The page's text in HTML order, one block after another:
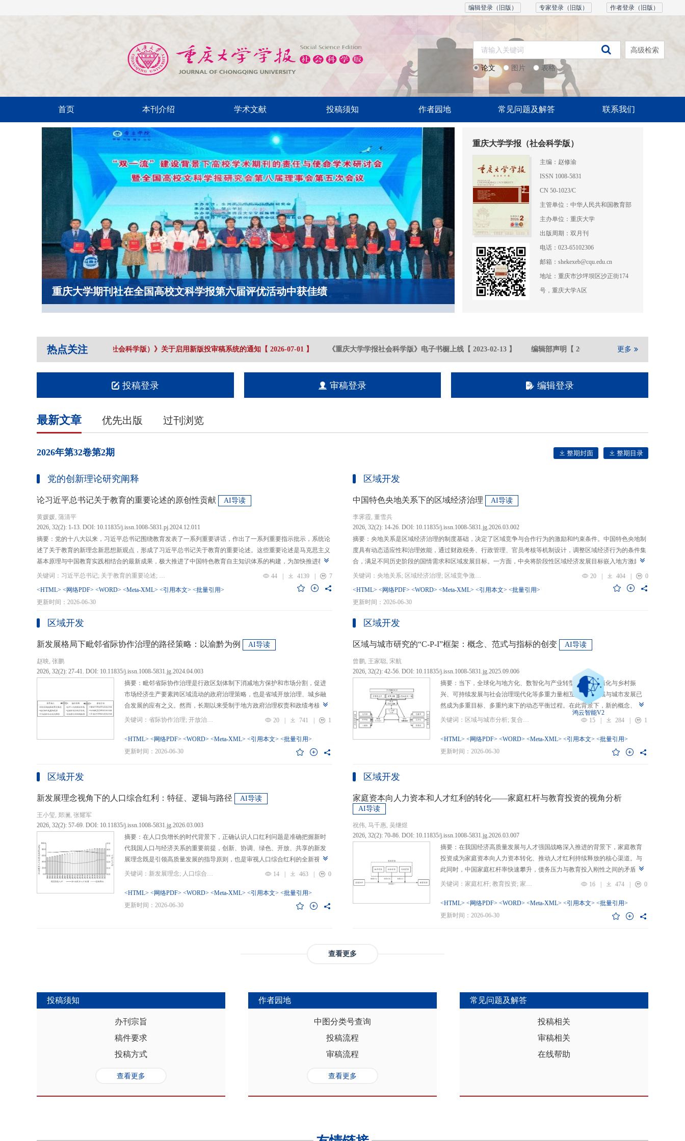
作者登录（旧版）
专家登录（旧版）
编辑登录（旧版）
论文 图片 表格
高级检索
首页 本刊介绍 学术文献 投稿须知 作者园地 常见问题及解答 联系我们
重庆大学期刊社在全国高校文科学报第六届评优活动中获佳绩
重庆大学学报（社会科学版）
主编：赵修渝
ISSN 1008-5831
CN 50-1023/C
主管单位：中华人民共和国教育部
主办单位：重庆大学
出版周期：双月刊
电话：023-65102306
邮箱：shekexeb@cqu.edu.cn
地址：重庆市沙坪坝区沙正街174
号，重庆大学A区
热点关注
《重庆大学学报（社会科学版）》关于启用新版投审稿系统的通知【 2026-07-01】 《重庆大学学报社会科学版》电子书橱上线【 2023-02-13】 编辑部声明【 2021-05 重庆大学期刊社
更多
投稿登录 审稿登录 编辑登录
最新文章 优先出版 过刊浏览
2026年第32卷第2期 整期封面 整期目录
党的创新理论研究阐释
论习近平总书记关于教育的重要论述的原创性贡献 AI导读
黄媛媛, 蒲清平
2026, 32(2): 1-13. DOI: 10.11835/j.issn.1008-5831.pj.2024.12.011
摘要：党的十八大以来，习近平总书记围绕教育发表了一系列重要讲话，作出了一系列重要指示批示，系统论
述了关于教育的新理念新思想新观点，形成了习近平总书记关于教育的重要论述。这些重要论述是马克思主义
基本原理与中国教育实践相结合的最新成果，极大推进了中国特色教育自主知识体系的构建，为加快推进教育
现代化、建设教育强国提供了强大思想武器和行动指南，作出了重大原创性贡献。这些原创性贡献主要体现
在：第一，从价值论角度明确了教育在党和国家事业发展全局中的战略定位，从政治价值、经济价值、文化价
值、社会价值、创新价值等五个方面创新性回答了新时代“为什么办教育”的战略问题；第二，从认识论角度赋
予了新时代教育发展的多重内涵，深刻揭示其根本性质、根本保证、根本任务、时代使命、最终目的，创新性
回答了新时代“办什么样的教育”的根本问题；第三，从方法论角度立足基本国情遵循教育规律，提出了深化教
育改革创新的总体思路和战略部署，涵盖教育地位的确立、教育道路的选择、教育动力的激发、教育路径的规
划以及教育主体的培育，创新性回答了新时代“怎么办教育”的实践问题。
关键词：习近平总书记; 关于教育的重要论述; 教育强国; 《论教育》; 教育新质生产力; 教育人工智能 44 | 4139 |
7
<HTML> <网络PDF> <WORD> <Meta-XML> <引用本文> <批量引用>
更新时间：2026-06-30
区域开发
中国特色央地关系下的区域经济治理 AI导读
李霁霞, 董雪兵
2026, 32(2): 14-26. DOI: 10.11835/j.issn.1008-5831.jg.2026.03.002
摘要：央地关系是区域经济治理的制度基础，决定了区域竞争与合作行为的激励和约束条件。中国特色央地制
度具有动态适应性和治理效能，通过财政税务、行政管理、官员考核等机制设计，调整区域经济行为的条件集
合，满足不同历史阶段的国情需求和区域发展目标。一方面，中央将阶段性区域经济发展目标嵌入地方激励机
制，引导区域竞争策略转变，包括竞争标的从“为增长而竞争”转向“为发展而竞争”，支出行为从“重建设、轻民
生”转向“基本公共服务均等化”，发展模式从“地方保护”转向“发挥比较优势”，以区域竞争激励和竞争策略优化
提升区域经济治理效率。另一方面，中央通过对口支援、一体化合作、主体功能区建设等制度安排，在保留区
域竞争激励的同时，降低区域合作成本，提高区域合作收益，形成优势互补、规模效益最大化、外部性内部化
等跨区域合作模式，实现国家治理和区域治理效率的统一。在区域经济格局深刻变革与国内发展目标转型升级
的背景下，区域经济治理面临新形势与新挑战。未来区域经济治理研究应聚焦数字时代区域协调发展、因地制
宜发展新质生产力、构建全国统一大市场等重大现实问题，从新治理主体、新发展目标、新治理工具等维度深
化探索，进一步丰富和完善中国特色区域经济治理理论体系，为新时代区域协调发展与区域高质量发展提供学
理支撑。
关键词：央地关系; 区域经济治理; 区域竞争激励; 跨区域合作 20 | 404 |
0
<HTML> <网络PDF> <WORD> <Meta-XML> <引用本文> <批量引用>
更新时间：2026-06-30
区域开发
新发展格局下毗邻省际协作治理的路径策略：以渝黔为例 AI导读
赵映, 张鹏
2026, 32(2): 27-41. DOI: 10.11835/j.issn.1008-5831.jg.2024.04.003
摘要：毗邻省际协作治理是行政区划体制下消减地方保护和市场分割，促进
市场经济生产要素跨区域流动的政府治理策略，也是省域开放治理、城乡融
合发展的应有之义。然而，长期以来受制于地方政府治理权责和政绩考核的
行政区划界限，以及竞争性发展博弈中日渐固化的地方利益，毗邻省际协作
内需、畅通经济循环、建设全国统一大市场的政策导向，为毗邻省际协作治
理提供了新的机遇，借此探析其路径策略是构建新发展格局的内在要求和重
例，采用半结构化访谈法收集数据资料，探析新发展格局下毗邻省际协作治
理的路径策略。研究表明，毗邻省际协作治理是毗邻省（自治区、直辖市）
达成多向度的系统性治理行动过程。新发展格局下毗邻省际协作治理的路径
策略首先是厘清国家战略政策要求、省际协作发展需要，以及市场主体和民
众期望，凝聚利益相关主体的协作治理共识，明确毗邻省际协作治理是省域
开放治理必须积极作为的必答题。其次，统筹衔接国家战略政策与省域治理
规划，构建去中心化的组织结构总体布局，下好毗邻协作先行示范区创建、
网络协同治理的比较优势和互补功能，牵住“牛鼻子”工程，着重优化开放协作
机制和生态共保联治，促进基础设施和基本公共服务一体化，推动产业链整
关键词：省际协作治理; 开放治理; 行政区划; 统一大市场; 新发展格局 20 | 741 | 1
<HTML> <网络PDF> <WORD> <Meta-XML> <引用本文> <批量引用>
更新时间：2026-06-30
区域开发
区域与城市研究的“C-P-I”框架：概念、范式与指标的创变 AI导读
曾鹏, 王家聪, 宋航
2026, 32(2): 42-56. DOI: 10.11835/j.issn.1008-5831.jg.2025.09.006
摘要：当下，全球化与地方化、数智化与产业转型、新型城镇化与乡村振
兴、可持续发展与社会治理现代化等多重力量相互交织，区域与城市发展已
然成为多重目标、多重约束下的动态平衡过程。在此背景下，新的概念、新
的要求、新的范围不断涌现，形成了以“A视角下的B”“面向A的B”“基于A的B”
而是蕴含了新的目标要求、关系规范或作用范围，代表了对区域与城市复杂
问题的新认知。然而，目前学术界对于这类复杂概念的综合评价研究相对滞
概念内涵关键方面，也缺乏系统检验。对此，文章提出区域与城市研究的“C-
重一致性，即确保概念界定与测量操作的逻辑统一。其次，在指标体系科学
构建上，采用多维交叉原则，深入交叉单元层面进行刻画；层级分解原则，
建立从目的层到场景层、要素层、观测层、指标层和说明层的系统结构；应
然实然一体原则，实现理论理想与现实测量的统一。最后，在具体指标可信
选择上，强调完备性，全面覆盖概念内涵；强调复合性，体现概念的交叉交
架不仅提供了评价复杂概念的工具，更蕴含促进复杂概念发现与再生产的机
制，能够推动区域分析从传统的、相对静态的、单一维度的模式，向更加动
关键词：区域与城市分析; 复合概念; “C-P-I”框架; 指标体系 15 | 284 | 1
<HTML> <网络PDF> <WORD> <Meta-XML> <引用本文> <批量引用>
更新时间：2026-06-30
区域开发
新发展理念视角下的人口综合红利：特征、逻辑与路径 AI导读
王小玺, 郑澜, 张耀军
2026, 32(2): 57-69. DOI: 10.11835/j.issn.1008-5831.jg.2026.03.003
摘要：在人口负增长的时代背景下，正确认识人口红利问题是准确把握新时
代我国人口与经济关系的重要前提，创新、协调、绿色、开放、共享的新发
展理念既是引领高质量发展的指导原则，也是审视人口综合红利的全新视
角。从内涵特征看，新时代的人口综合红利理论是在发展基础、核心理念和
位和发展进程，以人口数量、结构、素质、分布等人口条件为基础，以新发
展理念为导向，通过政策措施的适应性调整从而培育、巩固和收获人口优
中，既要立足当下人口负增长的现实，充分挖掘和利用现有人口条件，也要
放眼未来人口发展趋势，积极挖掘、培育人口结构优化红利、人口素质提升
红利和人口合理分布红利，以相关政策制度的调整完善为路径，引导人口发
展符合创新、协调、绿色、开放、共享的理念需求，积极回应人口发展的趋
势性特征和高质量发展的目标任务，通过进一步完善生育养老政策、推进教
育强国建设、优化城镇格局体系，以人口与经济高质量发展支撑中国式现代
关键词：新发展理念; 人口综合红利; 高质量发展; 人口政策; 中国式现代化 14 | 463 | 0
<HTML> <网络PDF> <WORD> <Meta-XML> <引用本文> <批量引用>
更新时间：2026-06-30
区域开发
家庭资本向人力资本和人才红利的转化——家庭杠杆与教育投资的视角分析
AI导读
祝伟, 马千惠, 吴继煜
2026, 32(2): 70-86. DOI: 10.11835/j.issn.1008-5831.jg.2026.03.007
摘要：在我国经济高质量发展与人才强国战略深入推进的背景下，家庭教育
投资成为家庭资本向人力资本转化、推动人才红利持续释放的核心渠道。与
此同时，中国家庭杠杆率快速攀升，债务压力与教育投入刚性之间的矛盾日
益凸显，二者的互动关系直接关系到人力资本积累效率、教育公平与家庭金
育投资的作用机制，且普遍忽视家庭经济、社会、文化资本的综合调节效应
与多维度异质性特征。基于此，文章利用2017年和2019年中国家庭金融调查
弱，表明资本充裕家庭可依靠自有资源满足教育需求，降低对债务融资的依
赖。第三，异质性分析结果显示，债务多元化水平较低、主要依赖内源融资
以及城镇的家庭在杠杆上升时更倾向于增加更多的教育投资。第四，进一步
讨论后发现，家庭杠杆与教育投资之间存在倒“U”型的非线性关系，当家庭财
务压力较轻时，杠杆上升会促使家庭增加教育投入，但财务负担过重时则导
致教育支出削减，说明适度杠杆可缓解流动性约束并支撑教育投入，而过度
关键词：家庭杠杆; 教育投资; 家庭资本; 家庭债务结构; CHFS 16 | 474 | 0
<HTML> <网络PDF> <WORD> <Meta-XML> <引用本文> <批量引用>
更新时间：2026-06-30
查看更多
投稿须知
办刊宗旨
稿件要求
投稿方式
查看更多
作者园地
中图分类号查询
投稿流程
审稿流程
查看更多
常见问题及解答
投稿相关
审稿相关
在线帮助
鸿云智能V2